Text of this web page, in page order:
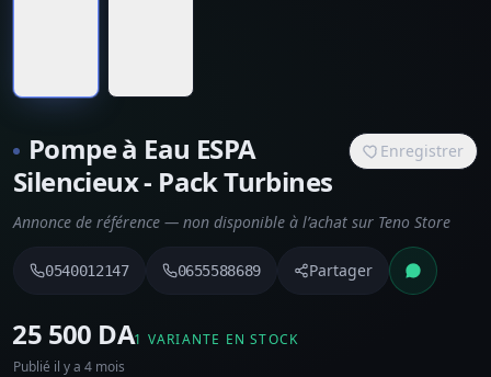
Pompe à Eau ESPA
Silencieux - Pack Turbines
Enregistrer
Annonce de référence — non disponible à l’achat sur Teno Store
0540012147 0655588689 Partager
⁦25 500 DA⁩1 VARIANTE EN STOCK
Publié il y a 4 mois